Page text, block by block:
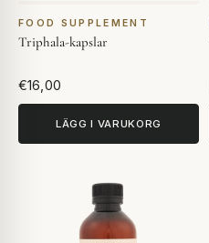
FOOD SUPPLEMENT
Triphala-kapslar
€16,00
LÄGG I VARUKORG